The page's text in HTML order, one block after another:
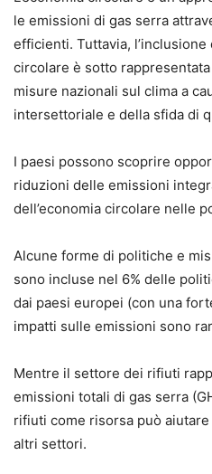
le emissioni di gas serra
efficienti. Tuttavia,
circolare è sotto
misure nazionali sul clima a
intersettoriale e della sfida di
I paesi possono scoprire
riduzioni delle emissioni
dell’economia circolare nelle
Alcune forme di politiche e
sono incluse nel 6% delle
dai paesi europei (con una
impatti sulle emissioni sono
Mentre il settore dei rifiuti
emissioni totali di gas serra
rifiuti come risorsa può
altri settori.